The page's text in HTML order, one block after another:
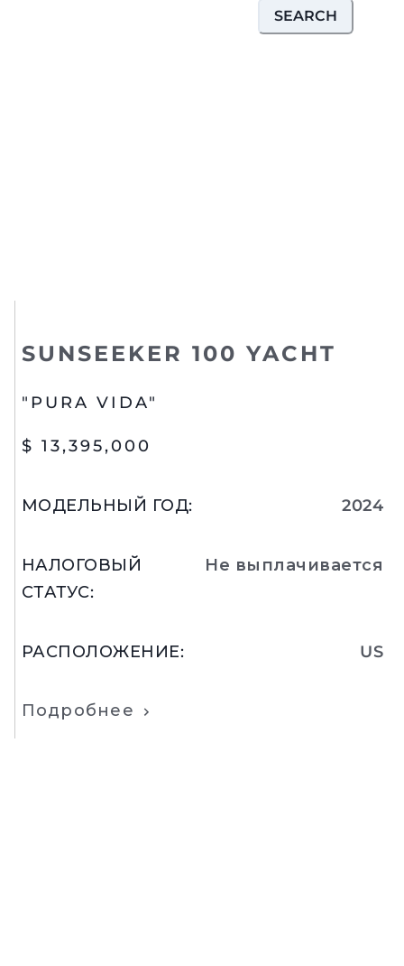
SEARCH
SUNSEEKER 100 YACHT
"PURA VIDA"
$ 13,395,000
МОДЕЛЬНЫЙ ГОД: 2024
НАЛОГОВЫЙ
СТАТУС:
Не выплачивается
РАСПОЛОЖЕНИЕ: US
Подробнее